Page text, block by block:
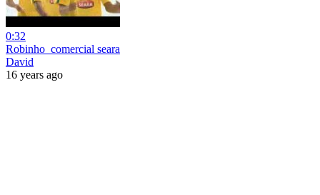
0:32
Robinho_comercial seara
David
16 years ago